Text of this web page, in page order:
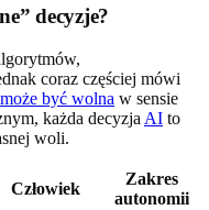
decyzje?
coraz częściej mówi
być wolna w sensie
każda decyzja AI to
woli.
Człowiek
Zakres
autonomii